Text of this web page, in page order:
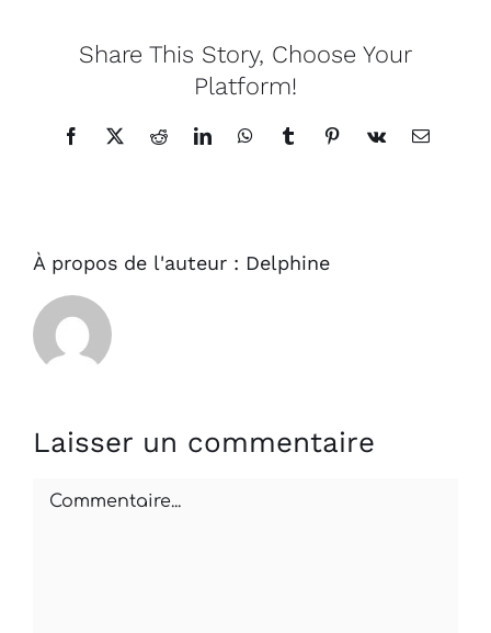
Share This Story, Choose Your
Platform!
Facebook
X RedditLinkedInWhatsAppTumblrPinterest
Vk Email
À propos de l'auteur : Delphine
Laisser un commentaire
Commentaire